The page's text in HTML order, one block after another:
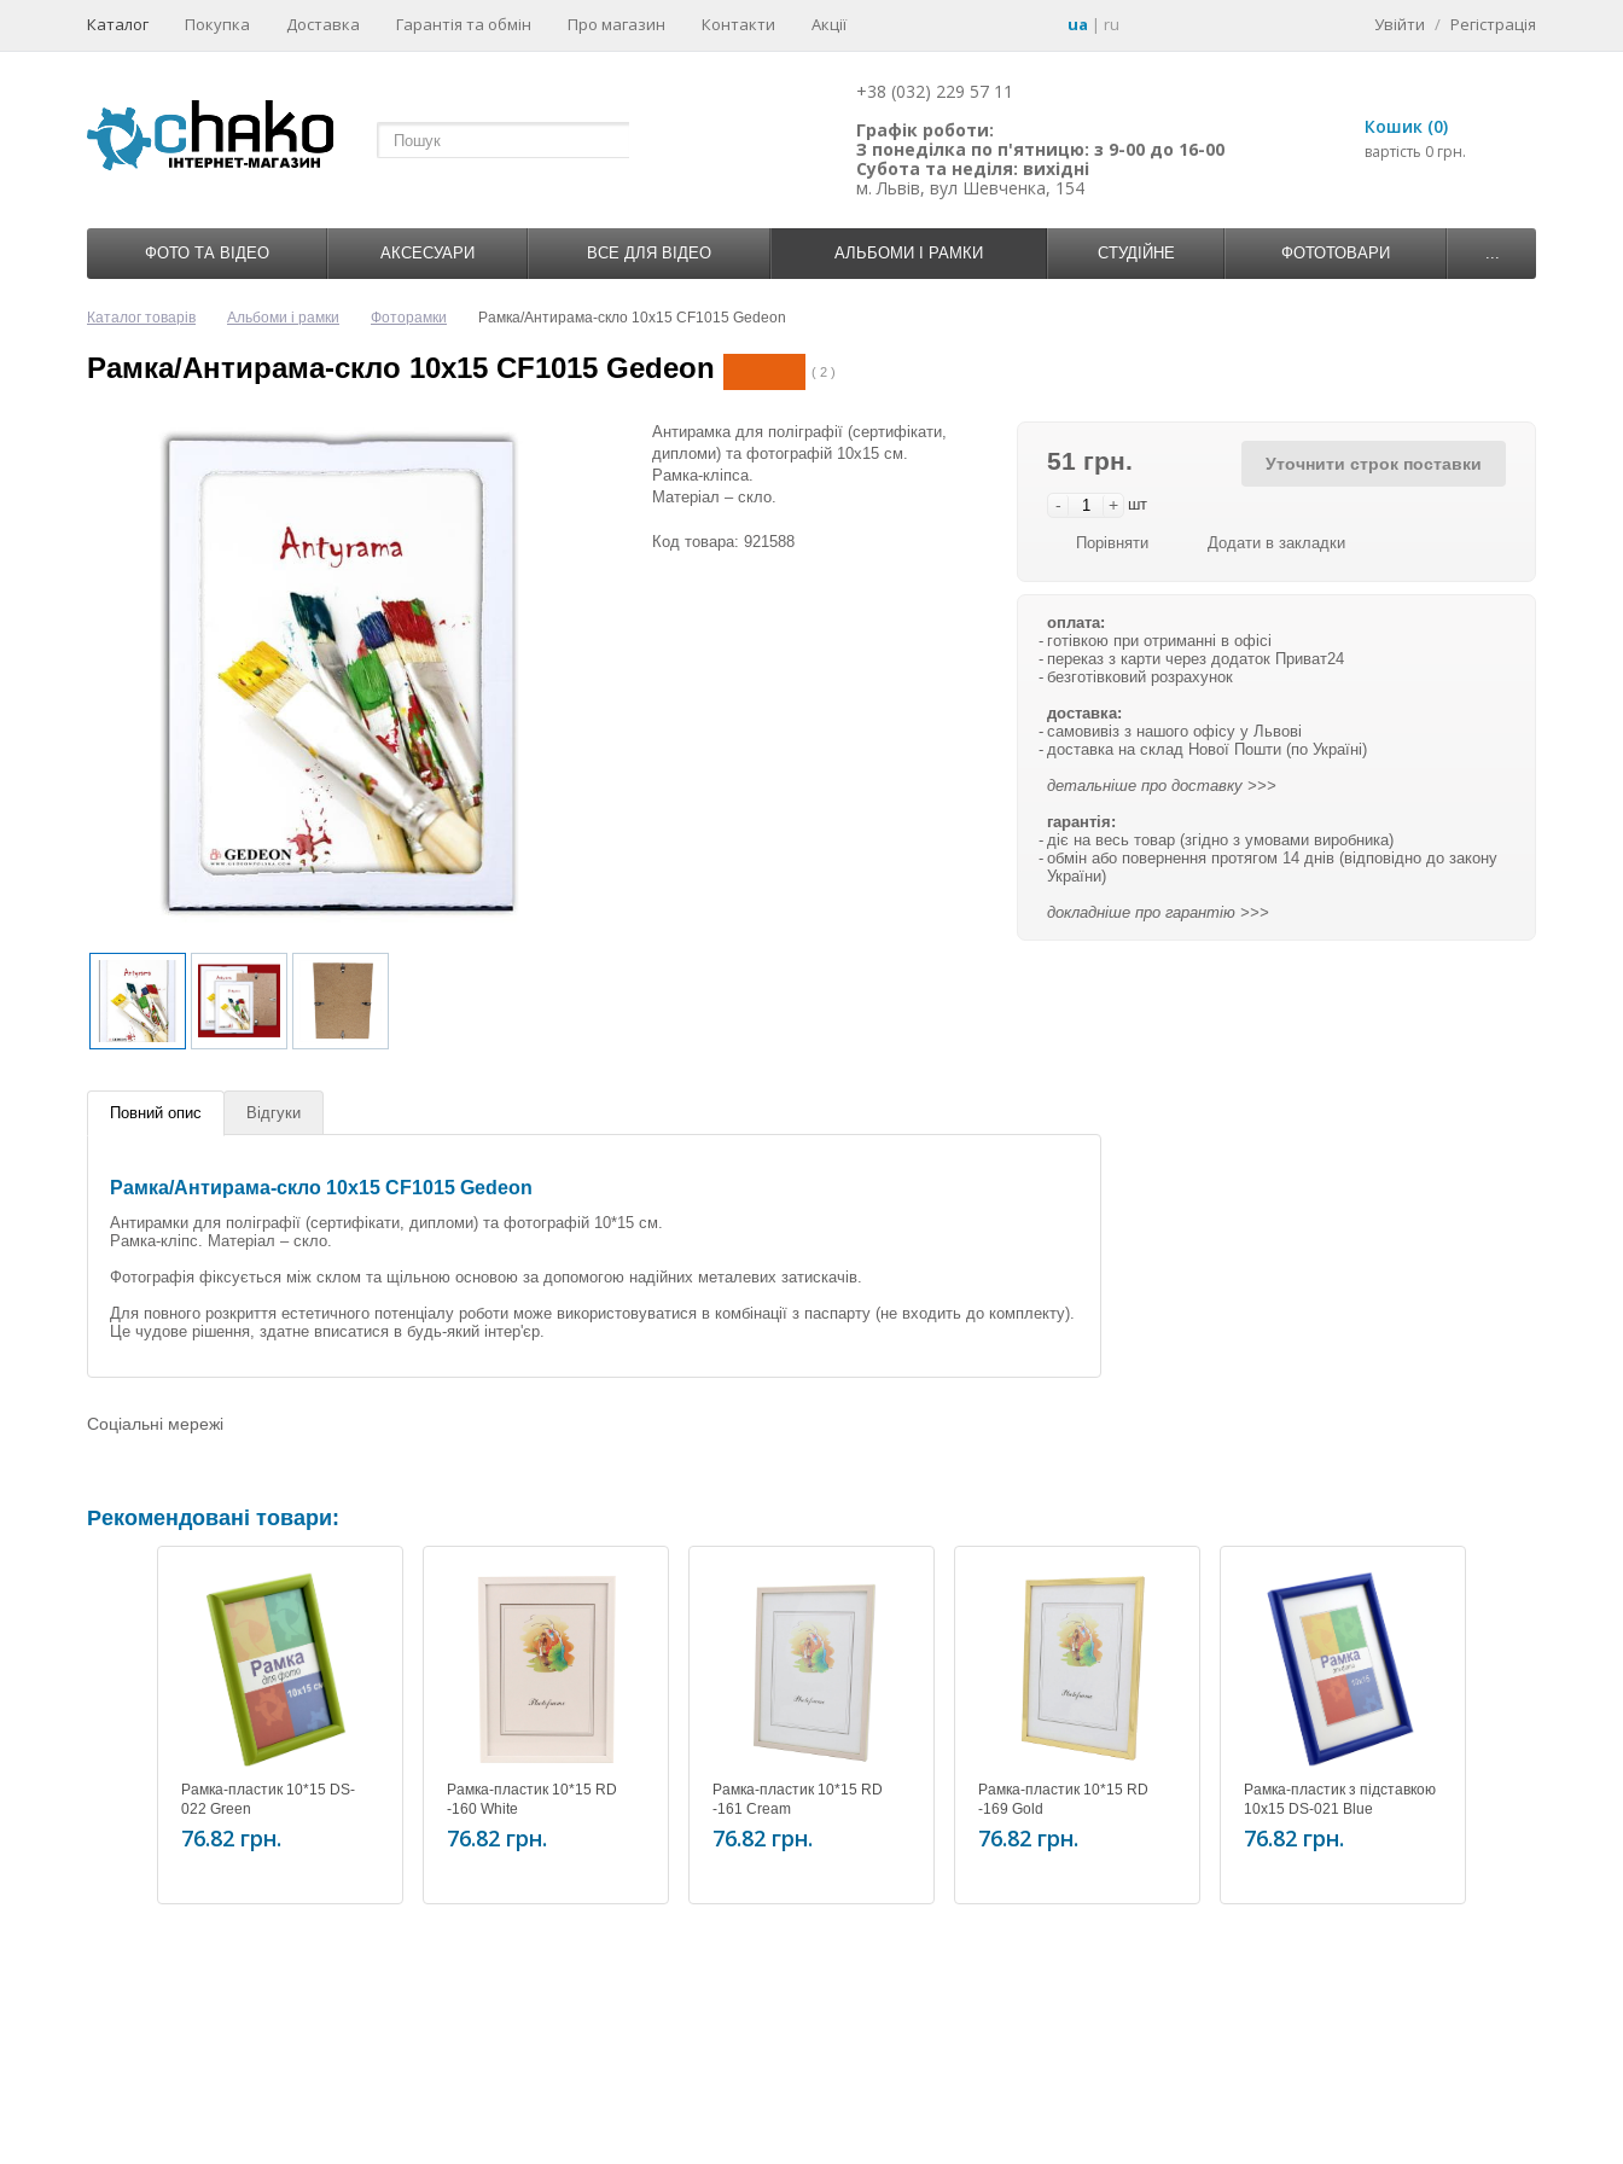
Каталог Покупка Доставка Гарантія та обмін Про магазин Контакти Акції ua | ru Увійти / Регістрація
+38 (032) 229 57 11
Графік роботи:
З понеділка по п'ятницю: з 9-00 до 16-00
Субота та неділя: вихідні
м. Львів, вул Шевченка, 154
Кошик (0)
вартість 0 грн.
ФОТО ТА ВІДЕО АКСЕСУАРИ ВСЕ ДЛЯ ВІДЕО АЛЬБОМИ І РАМКИ СТУДІЙНЕ ФОТОТОВАРИ ...
Каталог товарів Альбоми і рамки Фоторамки Рамка/Антирама-скло 10x15 CF1015 Gedeon
Рамка/Антирама-скло 10x15 CF1015 Gedeon ( 2 )
51 грн.
- + шт
Уточнити строк поставки
Порівняти Додати в закладки
оплата:
готівкою при отриманні в офісі
переказ з карти через додаток Приват24
безготівковий розрахунок
доставка:
самовивіз з нашого офісу у Львові
доставка на склад Нової Пошти (по Україні)
детальніше про доставку >>>
гарантія:
діє на весь товар (згідно з умовами виробника)
обмін або повернення протягом 14 днів (відповідно до закону
України)
докладніше про гарантію >>>
Антирамка для поліграфії (сертифікати,
дипломи) та фотографій 10х15 см.
Рамка-кліпса.
Матеріал – скло.
Код товара: 921588
Повний опис Відгуки
Рамка/Антирама-скло 10x15 CF1015 Gedeon
Антирамки для поліграфії (сертифікати, дипломи) та фотографій 10*15 см.
Рамка-кліпс. Матеріал – скло.
Фотографія фіксується між склом та щільною основою за допомогою надійних металевих затискачів.
Для повного розкриття естетичного потенціалу роботи може використовуватися в комбінації з паспарту (не входить до комплекту).
Це чудове рішення, здатне вписатися в будь-який інтер'єр.
Соціальні мережі
Рекомендовані товари:
Рамка-пластик 10*15 DS-
022 Green
76.82 грн.
Рамка-пластик 10*15 RD
-160 White
76.82 грн.
Рамка-пластик 10*15 RD
-161 Cream
76.82 грн.
Рамка-пластик 10*15 RD
-169 Gold
76.82 грн.
Рамка-пластик з підставкою
10х15 DS-021 Blue
76.82 грн.